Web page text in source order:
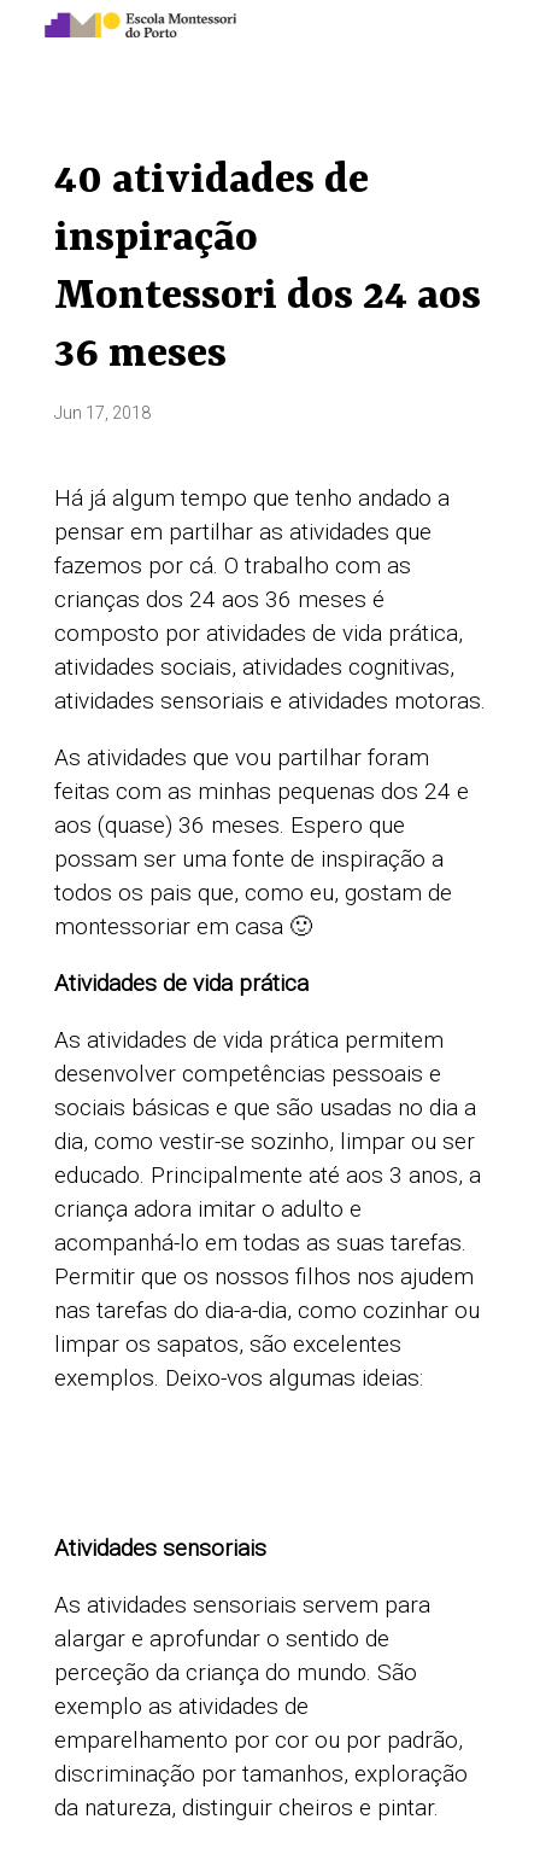
40 atividades de
inspiração
Montessori dos 24 aos
36 meses
Jun 17, 2018
Há já algum tempo que tenho andado a
pensar em partilhar as atividades que
fazemos por cá. O trabalho com as
crianças dos 24 aos 36 meses é
composto por atividades de vida prática,
atividades sociais, atividades cognitivas,
atividades sensoriais e atividades motoras.
As atividades que vou partilhar foram
feitas com as minhas pequenas dos 24 e
aos (quase) 36 meses. Espero que
possam ser uma fonte de inspiração a
todos os pais que, como eu, gostam de
montessoriar em casa 🙂
Atividades de vida prática
As atividades de vida prática permitem
desenvolver competências pessoais e
sociais básicas e que são usadas no dia a
dia, como vestir-se sozinho, limpar ou ser
educado. Principalmente até aos 3 anos, a
criança adora imitar o adulto e
acompanhá-lo em todas as suas tarefas.
Permitir que os nossos filhos nos ajudem
nas tarefas do dia-a-dia, como cozinhar ou
limpar os sapatos, são excelentes
exemplos. Deixo-vos algumas ideias:
Atividades sensoriais
As atividades sensoriais servem para
alargar e aprofundar o sentido de
perceção da criança do mundo. São
exemplo as atividades de
emparelhamento por cor ou por padrão,
discriminação por tamanhos, exploração
da natureza, distinguir cheiros e pintar.